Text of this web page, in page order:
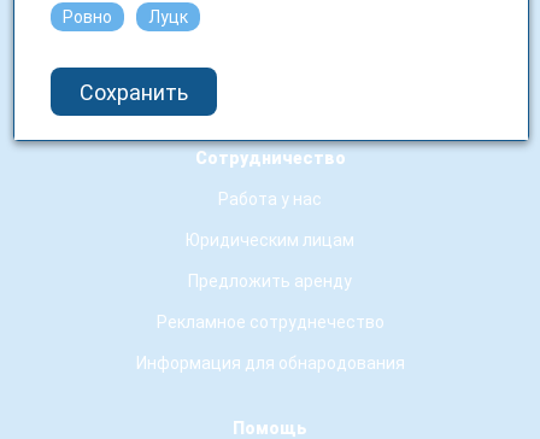
Гарантия качества
Аптечные заведения-партнеры
Сотрудничество
Работа у нас
Юридическим лицам
Предложить аренду
Рекламное сотруднечество
Информация для обнародования
Помощь
Ровно Луцк
Сохранить